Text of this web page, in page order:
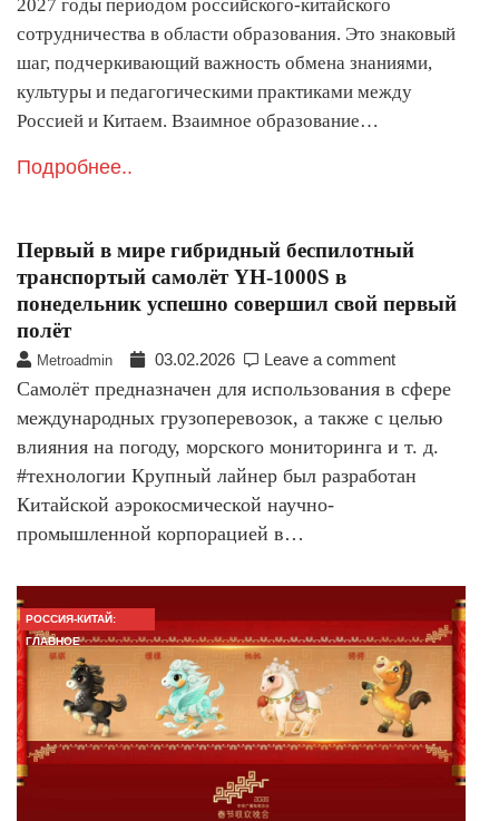
2027 годы периодом российского-китайского
сотрудничества в области образования. Это знаковый
шаг, подчеркивающий важность обмена знаниями,
культуры и педагогическими практиками между
Россией и Китаем. Взаимное образование…
Подробнее..
Первый в мире гибридный беспилотный
транспортый самолёт YH-1000S в
понедельник успешно совершил свой первый
полёт
Metroadmin 03.02.2026 Leave a comment
Самолёт предназначен для использования в сфере
международных грузоперевозок, а также с целью
влияния на погоду, морского мониторинга и т. д.
#технологии Крупный лайнер был разработан
Китайской аэрокосмической научно-
промышленной корпорацией в…
РОССИЯ-КИТАЙ:
ГЛАВНОЕ